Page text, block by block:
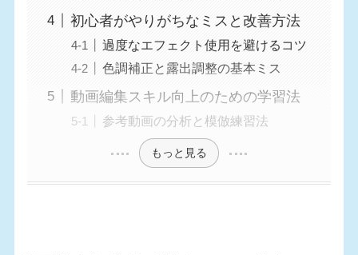
初心者がやりがちなミスと改善方法
過度なエフェクト使用を避けるコツ
色調補正と露出調整の基本ミス
動画編集スキル向上のための学習法
参考動画の分析と模倣練習法
もっと見る